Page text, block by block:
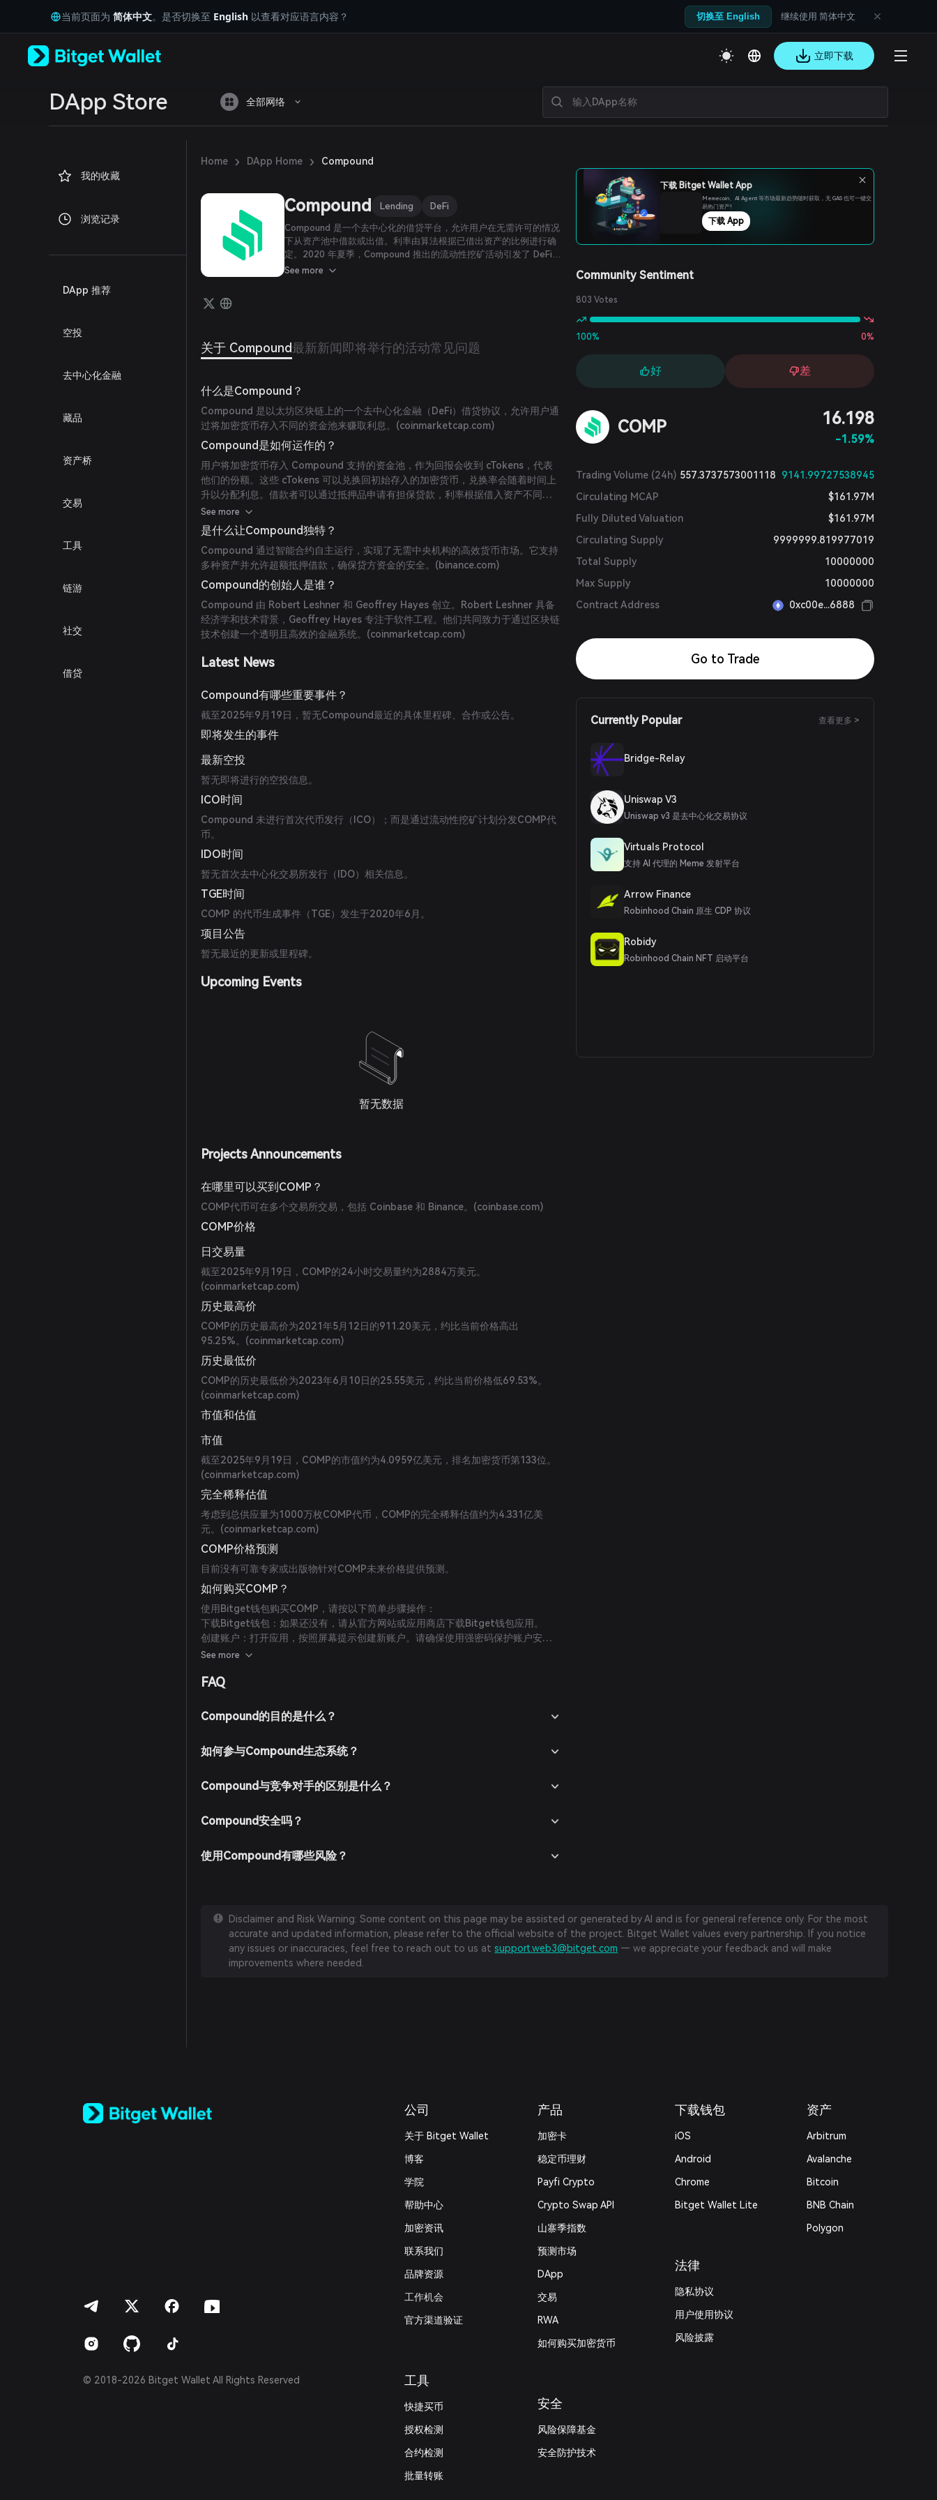
Tiếng Việt
Русский
Español (Latinoamérica)
Português (Portugal)
Bahasa Indonesia
Español (Argentina)
当前页面为 简体中文。是否切换至 English 以查看对应语言内容？ 切换至 English 继续使用 简体中文
立即下载
DApp Store 全部网络
我的收藏
浏览记录
DApp 推荐
空投
去中心化金融
藏品
资产桥
交易
工具
链游
社交
借贷
Home › DApp Home › Compound
Compound Lending DeFi
Compound 是一个去中心化的借贷平台，允许用户在无需许可的情况
下从资产池中借款或出借。利率由算法根据已借出资产的比例进行确
定。2020 年夏季，Compound 推出的流动性挖矿活动引发了 DeFi
市场的爆发。
See more
关于 Compound最新新闻即将举行的活动常见问题
什么是Compound？
Compound 是以太坊区块链上的一个去中心化金融（DeFi）借贷协议，允许用户通
过将加密货币存入不同的资金池来赚取利息。(coinmarketcap.com)
Compound是如何运作的？
用户将加密货币存入 Compound 支持的资金池，作为回报会收到 cTokens，代表
他们的份额。这些 cTokens 可以兑换回初始存入的加密货币，兑换率会随着时间上
升以分配利息。借款者可以通过抵押品申请有担保贷款，利率根据借入资产不同而
变化。(coinmarketcap.com
See more
是什么让Compound独特？
Compound 通过智能合约自主运行，实现了无需中央机构的高效货币市场。它支持
多种资产并允许超额抵押借款，确保贷方资金的安全。(binance.com)
Compound的创始人是谁？
Compound 由 Robert Leshner 和 Geoffrey Hayes 创立。Robert Leshner 具备
经济学和技术背景，Geoffrey Hayes 专注于软件工程。他们共同致力于通过区块链
技术创建一个透明且高效的金融系统。(coinmarketcap.com)
Latest News
Compound有哪些重要事件？
截至2025年9月19日，暂无Compound最近的具体里程碑、合作或公告。
即将发生的事件
最新空投
暂无即将进行的空投信息。
ICO时间
Compound 未进行首次代币发行（ICO）；而是通过流动性挖矿计划分发COMP代
币。
IDO时间
暂无首次去中心化交易所发行（IDO）相关信息。
TGE时间
COMP 的代币生成事件（TGE）发生于2020年6月。
项目公告
暂无最近的更新或里程碑。
Upcoming Events
暂无数据
Projects Announcements
在哪里可以买到COMP？
COMP代币可在多个交易所交易，包括 Coinbase 和 Binance。(coinbase.com)
COMP价格
日交易量
截至2025年9月19日，COMP的24小时交易量约为2884万美元。
(coinmarketcap.com)
历史最高价
COMP的历史最高价为2021年5月12日的911.20美元，约比当前价格高出
95.25%。(coinmarketcap.com)
历史最低价
COMP的历史最低价为2023年6月10日的25.55美元，约比当前价格低69.53%。
(coinmarketcap.com)
市值和估值
市值
截至2025年9月19日，COMP的市值约为4.0959亿美元，排名加密货币第133位。
(coinmarketcap.com)
完全稀释估值
考虑到总供应量为1000万枚COMP代币，COMP的完全稀释估值约为4.331亿美
元。(coinmarketcap.com)
COMP价格预测
目前没有可靠专家或出版物针对COMP未来价格提供预测。
如何购买COMP？
使用Bitget钱包购买COMP，请按以下简单步骤操作：
下载Bitget钱包：如果还没有，请从官方网站或应用商店下载Bitget钱包应用。
创建账户：打开应用，按照屏幕提示创建新账户。请确保使用强密码保护账户安
全。
值至Bitget钱包。
下单购买：选择所需交易对（如COMP/USDT），输入购买数量，确认订单。交易
完成后，COMP将添加至您的钱包。
See more
FAQ
Compound的目的是什么？
如何参与Compound生态系统？
Compound与竞争对手的区别是什么？
Compound安全吗？
使用Compound有哪些风险？
下载 Bitget Wallet App
Memecoin、Al Agent 等市场最新趋势随时获取，无 GAS 也可一键交
易热门资产!
下载 App
Community Sentiment
803 Votes
100% 0%
好 差
COMP 16.198
-1.59%
Trading Volume (24h) 557.3737573001118
9141.99727538945
Circulating MCAP
$161.97M
Fully Diluted Valuation
$161.97M
Circulating Supply
9999999.819977019
Total Supply
10000000
Max Supply
10000000
Contract Address
0xc00e...6888
Go to Trade
Currently Popular 查看更多 >
Bridge-Relay
Uniswap V3
Uniswap v3 是去中心化交易协议
Virtuals Protocol
支持 AI 代理的 Meme 发射平台
Arrow Finance
Robinhood Chain 原生 CDP 协议
Robidy
Robinhood Chain NFT 启动平台
Disclaimer and Risk Warning: Some content on this page may be assisted or generated by AI and is for general reference only. For the most
accurate and updated information, please refer to the official website of the project. Bitget Wallet values every partnership. If you notice
any issues or inaccuracies, feel free to reach out to us atsupport.web3@bitget.com — we appreciate your feedback and will make
improvements where needed.
Español (Latinoamérica)
© 2018-2026 Bitget Wallet All Rights Reserved
公司
关于 Bitget Wallet
博客
学院
帮助中心
加密资讯
联系我们
品牌资源
工作机会
官方渠道验证
工具
快捷买币
授权检测
合约检测
批量转账
产品
加密卡
稳定币理财
Payfi Crypto
Crypto Swap API
山寨季指数
预测市场
DApp
交易
RWA
如何购买加密货币
安全
风险保障基金
安全防护技术
下载钱包
iOS
Android
Chrome
Bitget Wallet Lite
法律
隐私协议
用户使用协议
风险披露
资产
Arbitrum
Avalanche
Bitcoin
BNB Chain
Polygon